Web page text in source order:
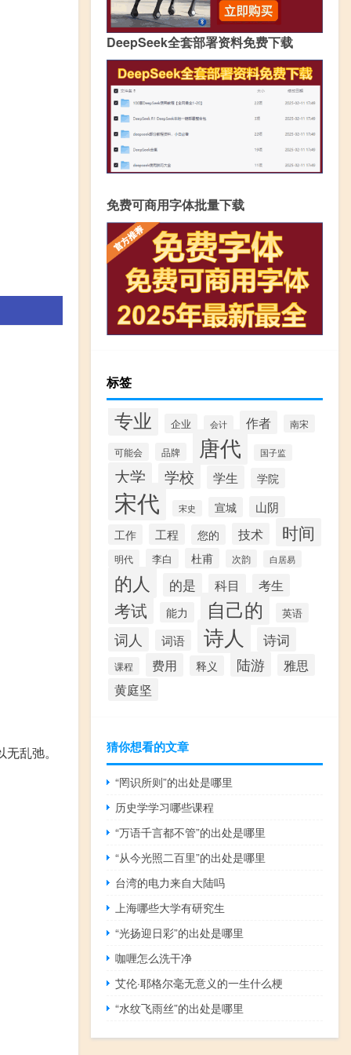
乱弛。
DeepSeek全套部署资料免费下载
免费可商用字体批量下载
标签
专业 企业 会计 作者 南宋
可能会 品牌 唐代 国子监
大学 学校 学生 学院
宋代 宋史 宣城 山阴
工作 工程 您的 技术 时间
明代 李白 杜甫 次韵 白居易
的人 的是 科目 考生
考试 能力 自己的 英语
词人 词语 诗人 诗词
课程 费用 释义 陆游 雅思
黄庭坚
猜你想看的文章
“罔识所则”的出处是哪里
历史学学习哪些课程
“万语千言都不管”的出处是哪里
“从今光照二百里”的出处是哪里
台湾的电力来自大陆吗
上海哪些大学有研究生
“光扬迎日彩”的出处是哪里
咖喱怎么洗干净
艾伦·耶格尔毫无意义的一生什么梗
“水纹飞雨丝”的出处是哪里